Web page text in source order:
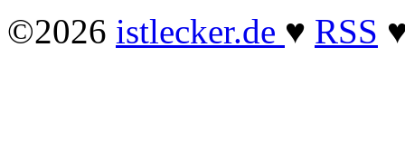
©2026 istlecker.de ♥ RSS